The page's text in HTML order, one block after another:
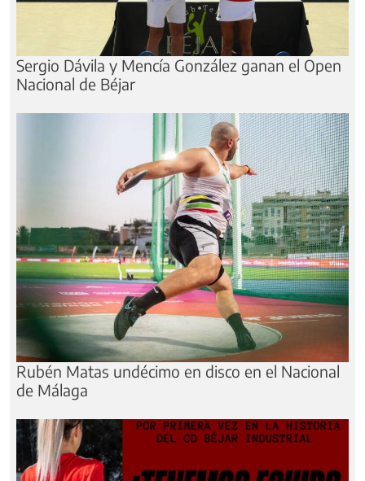
Sergio Dávila y Mencía González ganan el Open
Nacional de Béjar
Rubén Matas undécimo en disco en el Nacional
de Málaga